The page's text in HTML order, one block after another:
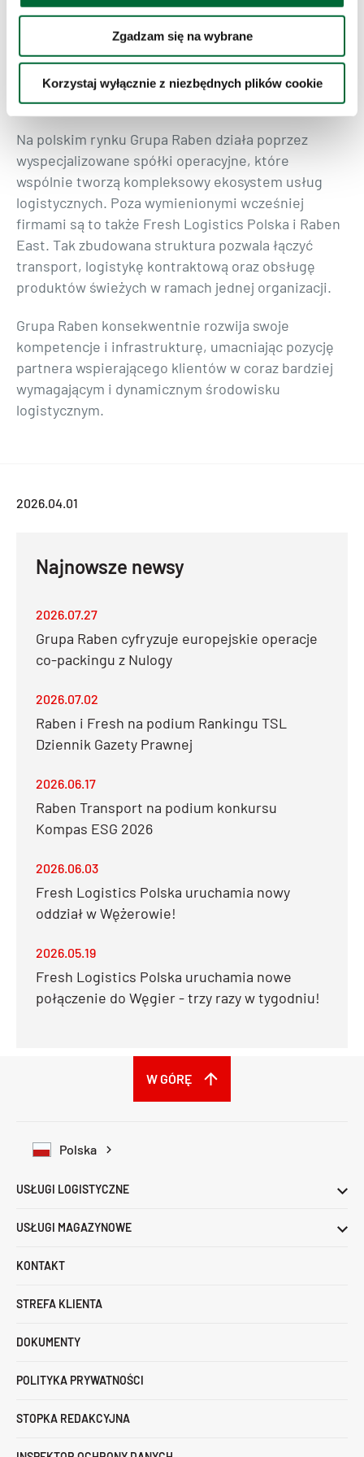
Zgadzam się na wybrane
Korzystaj wyłącznie z niezbędnych plików cookie
budowania naszej pozycji na rynku. Z
ambicją i determinacją patrzymy w
przyszłość i jesteśmy gotowi na kolejne
wyzwania”– dodajePiotr Banasiak, Dyrektor
Generalny Raben Transport.
Na polskim rynku Grupa Raben działa poprzez
wyspecjalizowane spółki operacyjne, które
wspólnie tworzą kompleksowy ekosystem usług
logistycznych. Poza wymienionymi wcześniej
firmami są to także Fresh Logistics Polska i Raben
East. Tak zbudowana struktura pozwala łączyć
transport, logistykę kontraktową oraz obsługę
produktów świeżych w ramach jednej organizacji.
Grupa Raben konsekwentnie rozwija swoje
kompetencje i infrastrukturę, umacniając pozycję
partnera wspierającego klientów w coraz bardziej
wymagającym i dynamicznym środowisku
logistycznym.
2026.04.01
Najnowsze newsy
2026.07.27
Grupa Raben cyfryzuje europejskie operacje
co-packingu z Nulogy
2026.07.02
Raben i Fresh na podium Rankingu TSL
Dziennik Gazety Prawnej
2026.06.17
Raben Transport na podium konkursu
Kompas ESG 2026
2026.06.03
Fresh Logistics Polska uruchamia nowy
oddział w Wężerowie!
2026.05.19
Fresh Logistics Polska uruchamia nowe
połączenie do Węgier - trzy razy w tygodniu!
Polska
W GÓRĘ
USŁUGI LOGISTYCZNE
USŁUGI MAGAZYNOWE
KONTAKT
STREFA KLIENTA
DOKUMENTY
POLITYKA PRYWATNOŚCI
STOPKA REDAKCYJNA